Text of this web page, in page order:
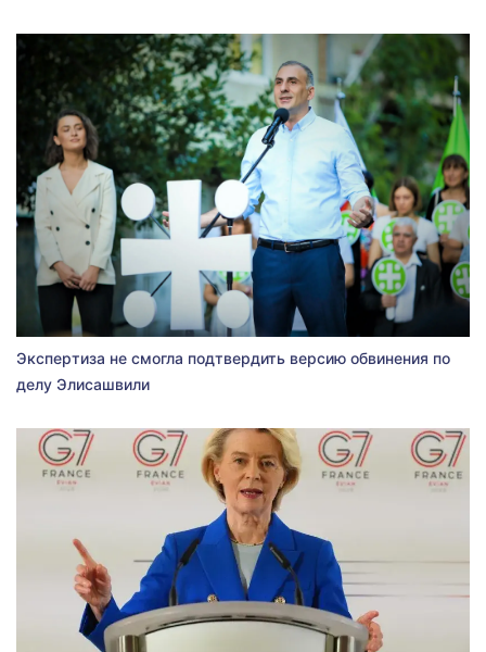
Экспертиза не смогла подтвердить версию обвинения по
делу Элисашвили